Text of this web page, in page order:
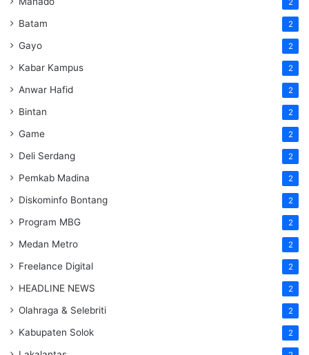
2
Batam 2
Gayo 2
Kabar Kampus 2
Anwar Hafid 2
Bintan 2
Game 2
Deli Serdang 2
Pemkab Madina 2
Diskominfo Bontang 2
Program MBG 2
Medan Metro 2
Freelance Digital 2
HEADLINE NEWS 2
Olahraga & Selebriti 2
Kabupaten Solok 2